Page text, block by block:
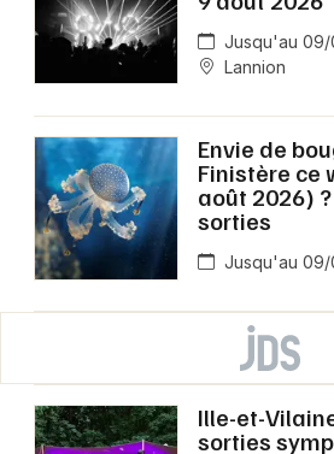
Jusqu'au
Lannion
Envie de
Finistère ce
août 2026)
sorties
Jusqu'au
Ille-et-
sorties